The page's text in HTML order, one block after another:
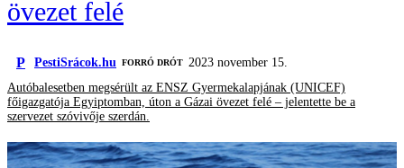
övezet felé
P PestiSrácok.hu FORRÓ DRÓT 2023 november 15.
Autóbalesetben megsérült az ENSZ Gyermekalapjának (UNICEF)
főigazgatója Egyiptomban, úton a Gázai övezet felé – jelentette be a
szervezet szóvivője szerdán.